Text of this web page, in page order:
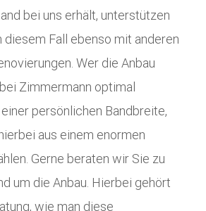
bei uns erhält, unterstützen
diesem Fall ebenso mit anderen
Wer die Anbau
Zimmermann optimal
persönlichen Bandbreite,
aus einem enormen
Gerne beraten wir Sie zu
um die Anbau. Hierbei gehört
wie man diese